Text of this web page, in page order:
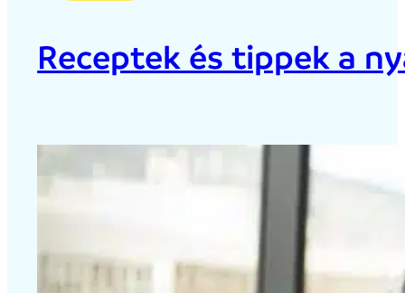
Receptek és tippek a